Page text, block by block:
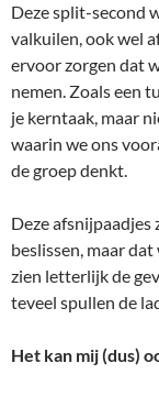
Deze split-second
valkuilen, ook wel
ervoor zorgen dat
nemen. Zoals een
je kerntaak, maar
waarin we ons
de groep denkt.
Deze afsnijpaadjes
beslissen, maar
zien letterlijk de
teveel spullen de
Het kan mij (dus)